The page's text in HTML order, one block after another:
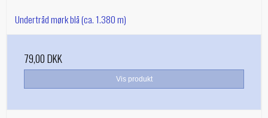
Undertråd mørk blå (ca. 1.380 m)
79,00 DKK
Vis produkt